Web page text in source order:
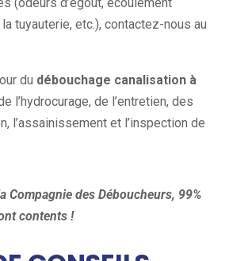
tuyauterie, etc.), contactez-nous au
du débouchage canalisation à
l’hydrocurage, de l’entretien, des
l’assainissement et l’inspection de
Compagnie des Déboucheurs, 99%
contents !